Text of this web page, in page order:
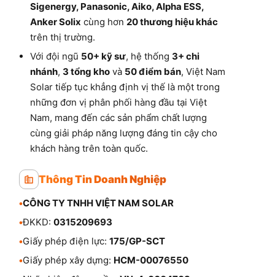
Sigenergy, Panasonic, Aiko, Alpha ESS,
Anker Solix cùng hơn 20 thương hiệu khác
trên thị trường.
Với đội ngũ 50+ kỹ sư, hệ thống 3+ chi
nhánh, 3 tổng kho và 50 điểm bán, Việt Nam
Solar tiếp tục khẳng định vị thế là một trong
những đơn vị phân phối hàng đầu tại Việt
Nam, mang đến các sản phẩm chất lượng
cùng giải pháp năng lượng đáng tin cậy cho
khách hàng trên toàn quốc.
Thông Tin Doanh Nghiệp
•CÔNG TY TNHH VIỆT NAM SOLAR
•ĐKKD: 0315209693
•Giấy phép điện lực: 175/GP-SCT
•Giấy phép xây dựng: HCM-00076550